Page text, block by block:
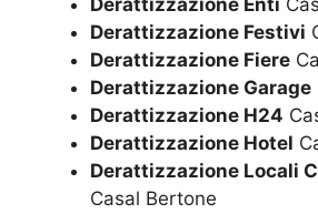
Derattizzazione Enti
Derattizzazione Festivi
Derattizzazione Fiere
Derattizzazione Garage
Derattizzazione H24
Derattizzazione Hotel
Derattizzazione Locali
Casal Bertone